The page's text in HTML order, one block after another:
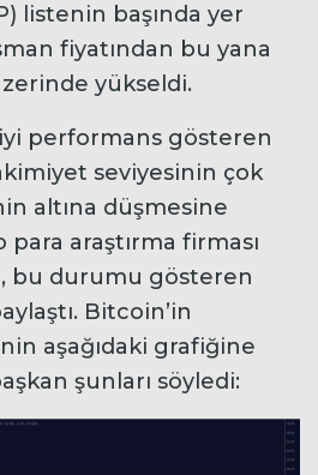
listenin başında yer
fiyatından bu yana
yükseldi.
performans gösteren
seviyesinin çok
altına düşmesine
araştırma firması
bu durumu gösteren
Bitcoin’in
aşağıdaki grafiğine
şunları söyledi: